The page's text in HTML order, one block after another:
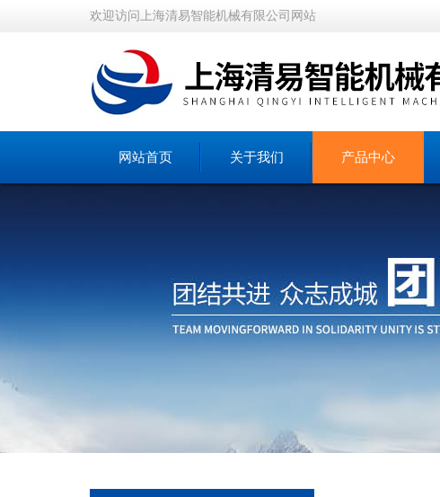
欢迎访问上海清易智能机械有限公司网站
网站首页 关于我们 产品中心